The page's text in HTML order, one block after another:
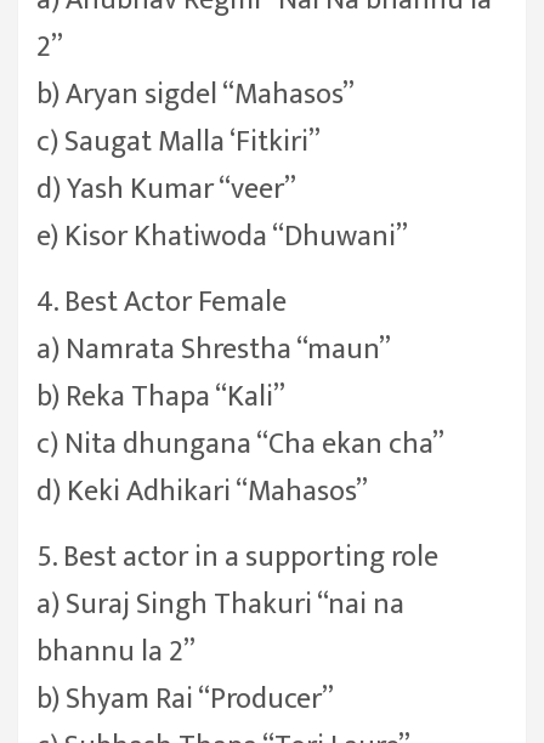
2”
b) Aryan sigdel “Mahasos”
c) Saugat Malla ‘Fitkiri”
d) Yash Kumar “veer”
e) Kisor Khatiwoda “Dhuwani”
4. Best Actor Female
a) Namrata Shrestha “maun”
b) Reka Thapa “Kali”
c) Nita dhungana “Cha ekan cha”
d) Keki Adhikari “Mahasos”
5. Best actor in a supporting role
a) Suraj Singh Thakuri “nai na
bhannu la 2”
b) Shyam Rai “Producer”